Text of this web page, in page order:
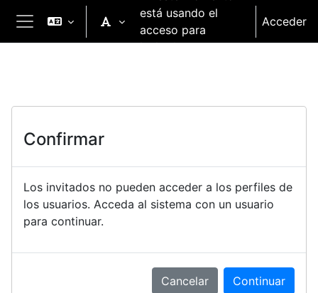
Salta al contenido principal
Panel lateral
está usando el
acceso para
invitados
Acceder
Confirmar
Los invitados no pueden acceder a los perfiles de
los usuarios. Acceda al sistema con un usuario
para continuar.
Cancelar Continuar